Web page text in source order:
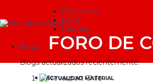
Estaciones
Foros
Noticias
Reportajes
Blogs
Blogs actualizados recientemente:
FORO DE
ACTUALIDAD MATERIAL